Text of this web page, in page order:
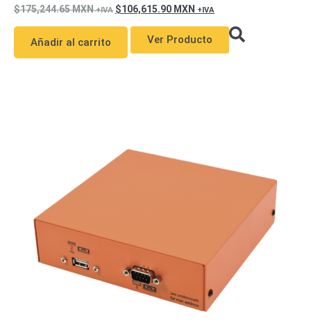
175,244.65MXN 106,615.90 MXN
Añadir al carrito Ver Producto